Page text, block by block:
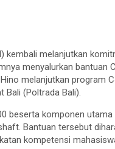
kembali melanjutkan
menyalurkan bantuan
melanjutkan program
Bali (Poltrada Bali).
beserta komponen utama
Bantuan tersebut
kompetensi